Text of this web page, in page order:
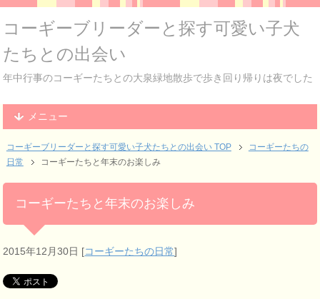
コーギーブリーダーと探す可愛い子犬
たちとの出会い
年中行事のコーギーたちとの大泉緑地散歩で歩き回り帰りは夜でした
メニュー
コーギーブリーダーと探す可愛い子犬たちとの出会い TOP
コーギーたちの
日常
コーギーたちと年末のお楽しみ
コーギーたちと年末のお楽しみ
2015年12月30日 [コーギーたちの日常]